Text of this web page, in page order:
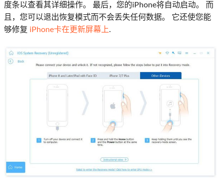
度条以查看其详细操作。 最后，您的iPhone将自动启动。 而
且，您可以退出恢复模式而不会丢失任何数据。 它还使您能
够修复 iPhone卡在更新屏幕上.